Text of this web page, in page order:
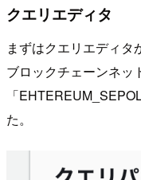
クエリエディタ
まずはクエリエディタ
ブロックチェーンネッ
「
た。